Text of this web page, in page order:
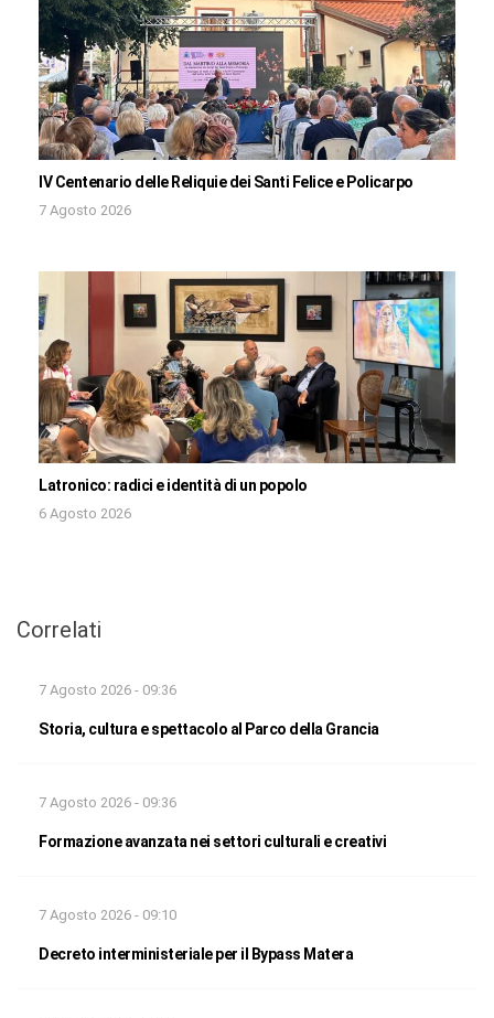
IV Centenario delle Reliquie dei Santi Felice e Policarpo
7 Agosto 2026
Latronico: radici e identità di un popolo
6 Agosto 2026
Correlati
7 Agosto 2026 - 09:36
Storia, cultura e spettacolo al Parco della Grancia
7 Agosto 2026 - 09:36
Formazione avanzata nei settori culturali e creativi
7 Agosto 2026 - 09:10
Decreto interministeriale per il Bypass Matera